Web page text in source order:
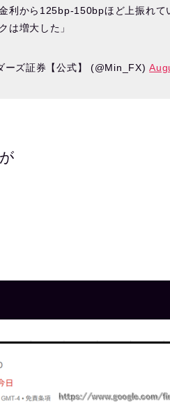
利から125bp-150bpほど上振れて
は増大した」
ーズ証券【公式】 (@Min_FX)